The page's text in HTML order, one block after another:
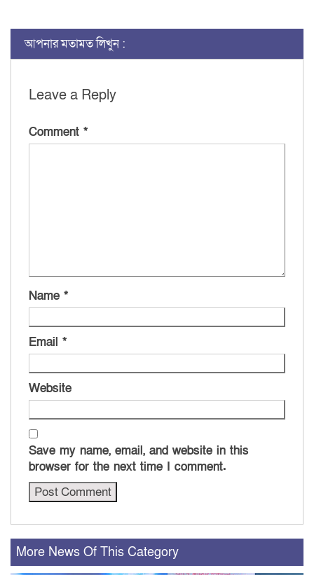
আপনার মতামত লিখুন :
Leave a Reply
Comment *
Name *
Email *
Website
Save my name, email, and website in this
browser for the next time I comment.
More News Of This Category